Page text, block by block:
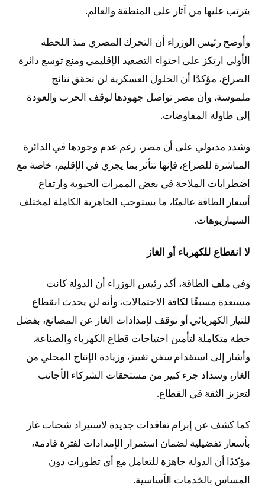
يترتب عليها من آثار على المنطقة والعالم.
وأوضح رئيس الوزراء أن التحرك المصري منذ اللحظة
الأولى ارتكز على احتواء التصعيد الإقليمي ومنع توسع دائرة
الصراع، مؤكدًا أن الحلول العسكرية لن تحقق نتائج
ملموسة، وأن مصر تواصل جهودها لوقف الحرب والعودة
إلى طاولة المفاوضات.
وشدد مدبولي على أن مصر، رغم عدم وجودها في الدائرة
المباشرة للصراع، فإنها تتأثر بما يجري في الإقليم، خاصة مع
اضطرابات الملاحة في بعض الممرات الحيوية وارتفاع
أسعار الطاقة عالميًا، ما يستوجب الجاهزية الكاملة لمختلف
السيناريوهات.
لا انقطاع للكهرباء أو الغاز
وفي ملف الطاقة، أكد رئيس الوزراء أن الدولة كانت
مستعدة مسبقًا لكافة الاحتمالات، وأنه لن يحدث انقطاع
للتيار الكهربائي أو توقف لإمدادات الغاز عن المصانع، بفضل
خطة متكاملة لتأمين احتياجات قطاع الكهرباء والصناعة.
وأشار إلى استقدام سفن تغييز، وزيادة الإنتاج المحلي من
الغاز، وسداد جزء كبير من مستحقات الشركاء الأجانب
لتعزيز الثقة في القطاع.
كما كشف عن إبرام تعاقدات جديدة لاستيراد شحنات غاز
بأسعار تفضيلية لضمان استمرار الإمدادات لفترة قادمة،
مؤكدًا أن الدولة جاهزة للتعامل مع أي تطورات دون
المساس بالخدمات الأساسية.